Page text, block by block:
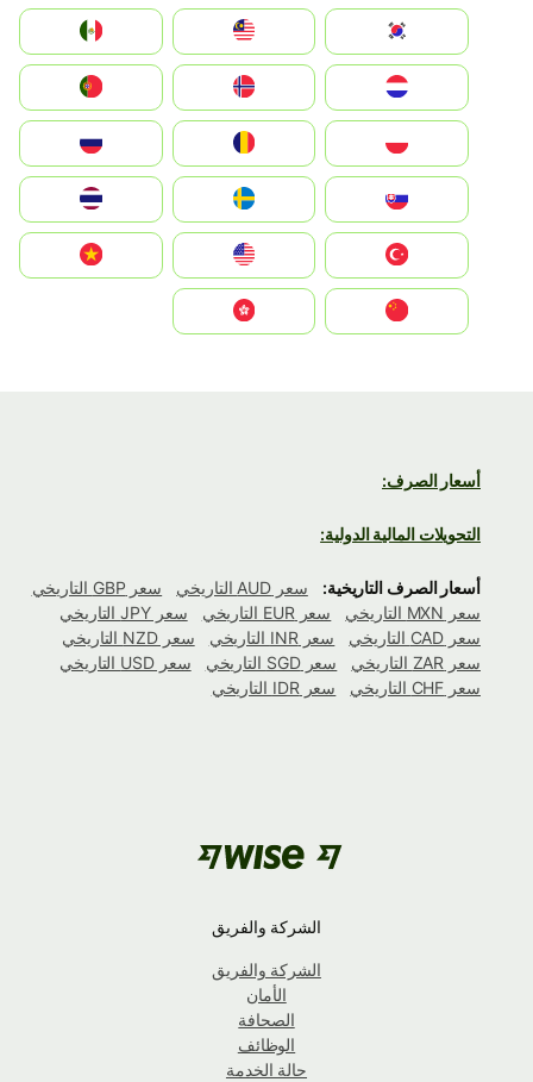
South Korea
Nederland
Portugal
România
Slovensko
United States
Vietnam
أسعار الصرف:
التحويلات المالية الدولية:
أسعار الصرف التاريخية: سعر AUD التاريخي
سعر GBP التاريخي
سعر MXN التاريخي
سعر EUR التاريخي
سعر JPY التاريخي
سعر CAD التاريخي
سعر INR التاريخي
سعر NZD التاريخي
سعر ZAR التاريخي
سعر SGD التاريخي
سعر USD التاريخي
سعر CHF التاريخي
سعر IDR التاريخي
الشركة والفريق
الشركة والفريق
الأمان
الصحافة
الوظائف
حالة الخدمة